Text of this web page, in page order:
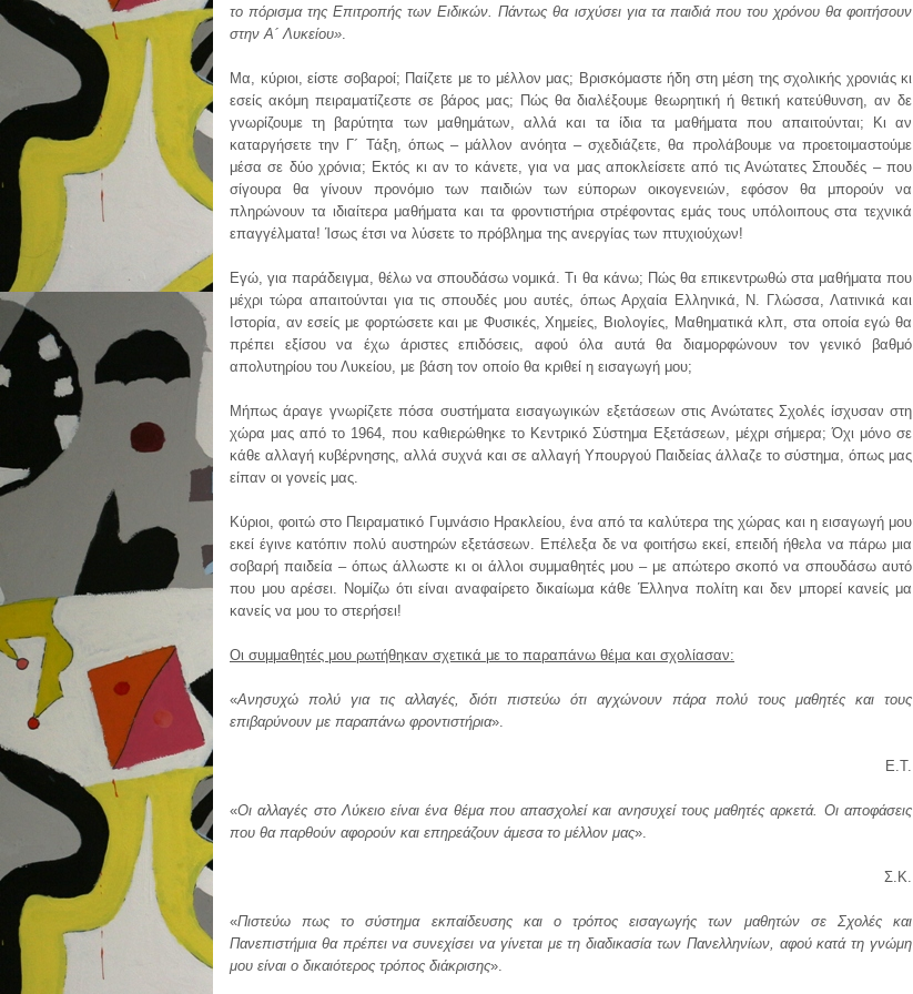
το πόρισμα της Επιτροπής των Ειδικών. Πάντως θα ισχύσει για τα παιδιά που του χρόνου θα φοιτήσουν
στην Α´ Λυκείου».
Μα, κύριοι, είστε σοβαροί; Παίζετε με το μέλλον μας; Βρισκόμαστε ήδη στη μέση της σχολικής χρονιάς κι
εσείς ακόμη πειραματίζεστε σε βάρος μας; Πώς θα διαλέξουμε θεωρητική ή θετική κατεύθυνση, αν δε
γνωρίζουμε τη βαρύτητα των μαθημάτων, αλλά και τα ίδια τα μαθήματα που απαιτούνται; Κι αν
καταργήσετε την Γ´ Τάξη, όπως – μάλλον ανόητα – σχεδιάζετε, θα προλάβουμε να προετοιμαστούμε
μέσα σε δύο χρόνια; Εκτός κι αν το κάνετε, για να μας αποκλείσετε από τις Ανώτατες Σπουδές – που
σίγουρα θα γίνουν προνόμιο των παιδιών των εύπορων οικογενειών, εφόσον θα μπορούν να
πληρώνουν τα ιδιαίτερα μαθήματα και τα φροντιστήρια στρέφοντας εμάς τους υπόλοιπους στα τεχνικά
επαγγέλματα! Ίσως έτσι να λύσετε το πρόβλημα της ανεργίας των πτυχιούχων!
Εγώ, για παράδειγμα, θέλω να σπουδάσω νομικά. Τι θα κάνω; Πώς θα επικεντρωθώ στα μαθήματα που
μέχρι τώρα απαιτούνται για τις σπουδές μου αυτές, όπως Αρχαία Ελληνικά, Ν. Γλώσσα, Λατινικά και
Ιστορία, αν εσείς με φορτώσετε και με Φυσικές, Χημείες, Βιολογίες, Μαθηματικά κλπ, στα οποία εγώ θα
πρέπει εξίσου να έχω άριστες επιδόσεις, αφού όλα αυτά θα διαμορφώνουν τον γενικό βαθμό
απολυτηρίου του Λυκείου, με βάση τον οποίο θα κριθεί η εισαγωγή μου;
Μήπως άραγε γνωρίζετε πόσα συστήματα εισαγωγικών εξετάσεων στις Ανώτατες Σχολές ίσχυσαν στη
χώρα μας από το 1964, που καθιερώθηκε το Κεντρικό Σύστημα Εξετάσεων, μέχρι σήμερα; Όχι μόνο σε
κάθε αλλαγή κυβέρνησης, αλλά συχνά και σε αλλαγή Υπουργού Παιδείας άλλαζε το σύστημα, όπως μας
είπαν οι γονείς μας.
Κύριοι, φοιτώ στο Πειραματικό Γυμνάσιο Ηρακλείου, ένα από τα καλύτερα της χώρας και η εισαγωγή μου
εκεί έγινε κατόπιν πολύ αυστηρών εξετάσεων. Επέλεξα δε να φοιτήσω εκεί, επειδή ήθελα να πάρω μια
σοβαρή παιδεία – όπως άλλωστε κι οι άλλοι συμμαθητές μου – με απώτερο σκοπό να σπουδάσω αυτό
που μου αρέσει. Νομίζω ότι είναι αναφαίρετο δικαίωμα κάθε Έλληνα πολίτη και δεν μπορεί κανείς μα
κανείς να μου το στερήσει!
Οι συμμαθητές μου ρωτήθηκαν σχετικά με το παραπάνω θέμα και σχολίασαν:
«Ανησυχώ πολύ για τις αλλαγές, διότι πιστεύω ότι αγχώνουν πάρα πολύ τους μαθητές και τους
επιβαρύνουν με παραπάνω φροντιστήρια».
Ε.Τ.
«Οι αλλαγές στο Λύκειο είναι ένα θέμα που απασχολεί και ανησυχεί τους μαθητές αρκετά. Οι αποφάσεις
που θα παρθούν αφορούν και επηρεάζουν άμεσα το μέλλον μας».
Σ.Κ.
«Πιστεύω πως το σύστημα εκπαίδευσης και ο τρόπος εισαγωγής των μαθητών σε Σχολές και
Πανεπιστήμια θα πρέπει να συνεχίσει να γίνεται με τη διαδικασία των Πανελληνίων, αφού κατά τη γνώμη
μου είναι ο δικαιότερος τρόπος διάκρισης».